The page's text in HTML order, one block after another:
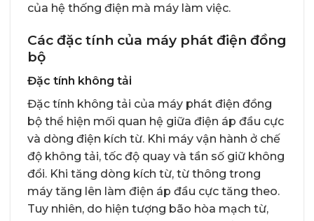
của hệ thống điện mà máy làm việc.
Các đặc tính của máy phát điện đồng
bộ
Đặc tính không tải
Đặc tính không tải của máy phát điện đồng
bộ thể hiện mối quan hệ giữa điện áp đầu cực
và dòng điện kích từ. Khi máy vận hành ở chế
độ không tải, tốc độ quay và tần số giữ không
đổi. Khi tăng dòng kích từ, từ thông trong
máy tăng lên làm điện áp đầu cực tăng theo.
Tuy nhiên, do hiện tượng bão hòa mạch từ,